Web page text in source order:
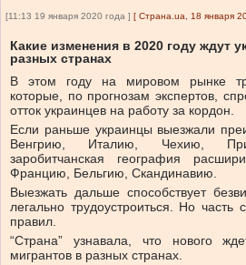
[11:13 19 января 2020 года ] [ Страна.ua, 18 января
Какие изменения в 2020 году ждут
разных странах
В этом году на мировом рынке
которые, по прогнозам экспертов,
отток украинцев на работу за кордон.
Если раньше украинцы выезжали
Венгрию, Италию, Чехию,
заробитчанская география
Францию, Бельгию, Скандинавию.
Выезжать дальше способствует
легально трудоустроиться. Но часть
правил.
“Страна” узнавала, что нового
мигрантов в разных странах.